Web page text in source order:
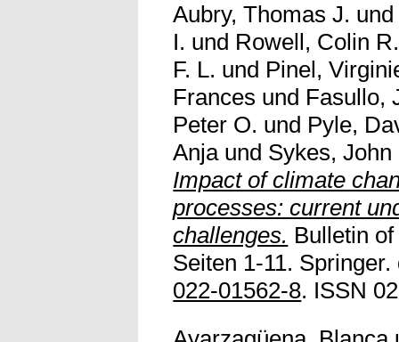
Aubry, Thomas J.
I. und Rowell, Colin R.
F. L. und Pinel,
Frances und Fasullo,
Peter O. und Pyle,
Anjaund Sykes, John
Impact of climate
processes: current
challenges. Bulletin
Seiten 1-11.
022-01562-8. ISSN